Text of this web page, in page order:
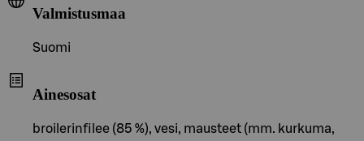
Valmistusmaa
Suomi
Ainesosat
broilerinfilee (85 %), vesi, mausteet (mm. kurkuma,